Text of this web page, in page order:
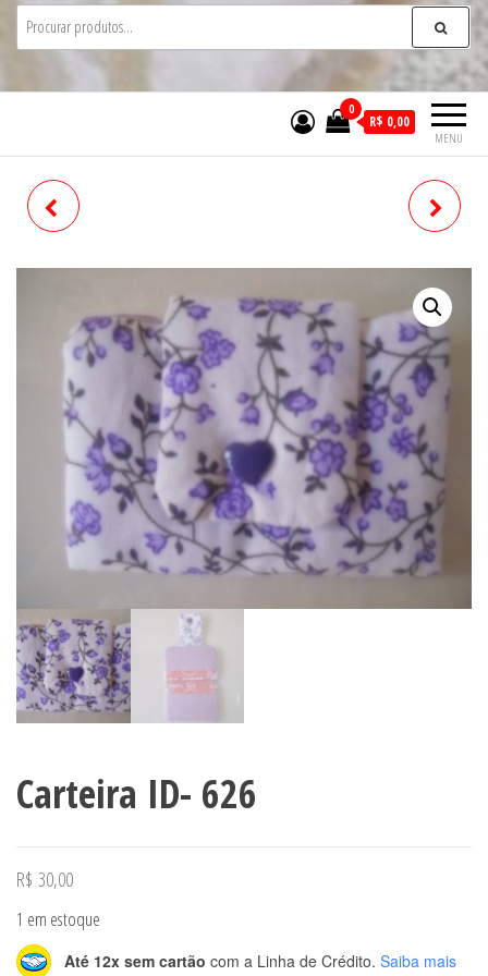
MENU
0
R$ 0,00
Carteira ID- 626
R$ 30,00
1 em estoque
Até 12x sem cartão com a Linha de Crédito. Saiba mais